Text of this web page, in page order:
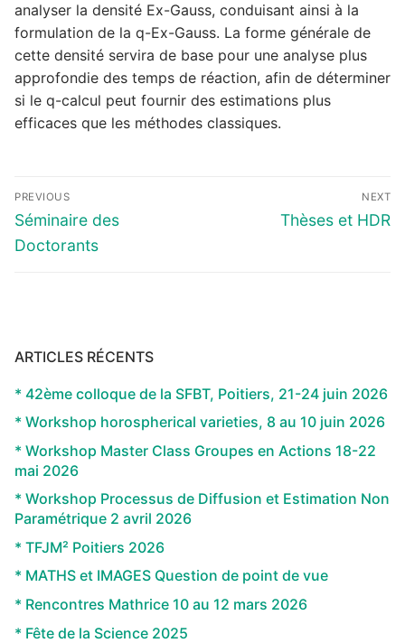
analyser la densité Ex-Gauss, conduisant ainsi à la
formulation de la q-Ex-Gauss. La forme générale de
cette densité servira de base pour une analyse plus
approfondie des temps de réaction, afin de déterminer
si le q-calcul peut fournir des estimations plus
efficaces que les méthodes classiques.
Navigation
de
l’article
PREVIOUS
Previous
post:
Séminaire des
Doctorants
NEXT
Next
Thèses et HDR
ARTICLES RÉCENTS
* 42ème colloque de la SFBT, Poitiers, 21-24 juin 2026
* Workshop horospherical varieties, 8 au 10 juin 2026
* Workshop Master Class Groupes en Actions 18-22
mai 2026
* Workshop Processus de Diffusion et Estimation Non
Paramétrique 2 avril 2026
* TFJM² Poitiers 2026
* MATHS et IMAGES Question de point de vue
* Rencontres Mathrice 10 au 12 mars 2026
* Fête de la Science 2025